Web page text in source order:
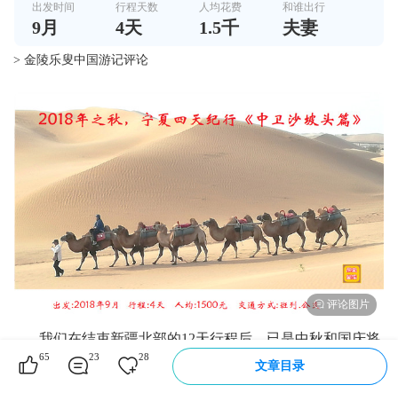
出发时间
9月
行程天数
4天
人均花费
1.5千
和谁出行
夫妻
> 金陵乐叟中国游记评论
我们在结束新疆北部的12天行程后，已是中秋和国庆将
至。此时，进出新疆的班列皆炙手可热，直返内地的火车一
票难求。为此，我们决定绕道宁夏返程。“宁夏是个好地
65 23 28
文章目录